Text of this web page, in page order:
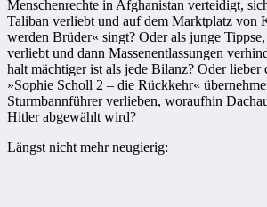
Menschenrechte in Afghanistan verteidigt,
Taliban verliebt und auf dem Marktplatz von
werden Brüder« singt? Oder als junge
verliebt und dann Massenentlassungen
halt mächtiger ist als jede Bilanz? Oder lieber
»Sophie Scholl 2 – die Rückkehr«
Sturmbannführer verlieben, woraufhin
Hitler abgewählt wird?
Längst nicht mehr neugierig: